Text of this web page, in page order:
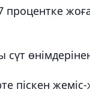
процентке
піскен жеміс-